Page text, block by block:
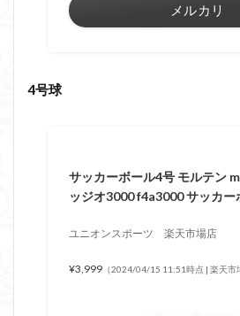
メルカリ
4号球
サッカーボール4号 モルテン
ッジオ3000 f4a3000 サッカー
ユニオンスポーツ 楽天市場店
¥3,999 （2024/04/15 11:51時点 | 楽天市